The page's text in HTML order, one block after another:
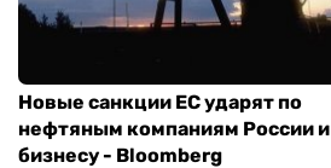
Новые санкции ЕС ударят по
нефтяным компаниям России и
бизнесу - Bloomberg